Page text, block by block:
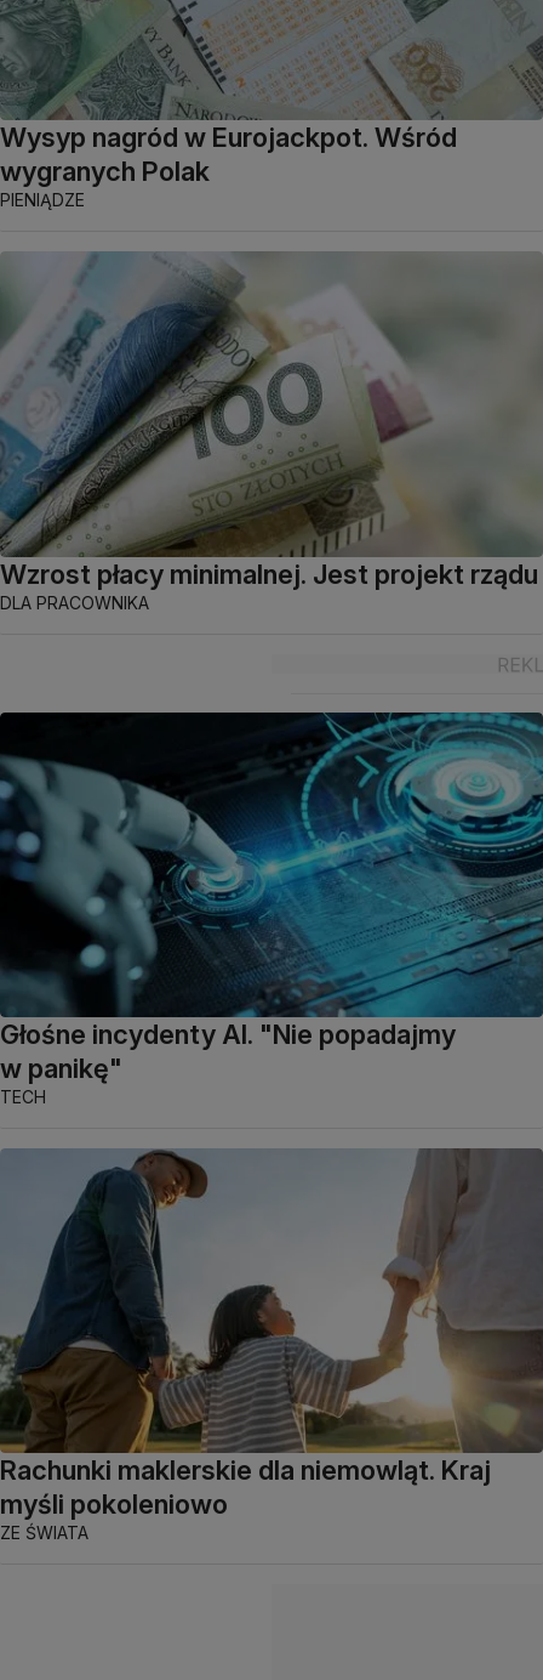
Wysyp nagród w Eurojackpot. Wśród
wygranych Polak
PIENIĄDZE
Wzrost płacy minimalnej. Jest projekt rządu
DLA PRACOWNIKA
Głośne incydenty AI. "Nie popadajmy
w panikę"
TECH
Rachunki maklerskie dla niemowląt. Kraj
myśli pokoleniowo
ZE ŚWIATA